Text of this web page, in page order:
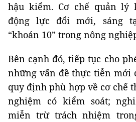
hậu kiểm. Cơ chế quản lý
động lực đổi mới, sáng
“khoán 10” trong nông
Bên cạnh đó, tiếp tục cho
những vấn đề thực tiễn mới
quy định phù hợp về cơ chế
nghiệm có kiểm soát;
miễn trừ trách nhiệm